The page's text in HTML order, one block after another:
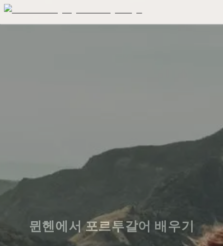
뮌헨에서 포르투갈어 배우기